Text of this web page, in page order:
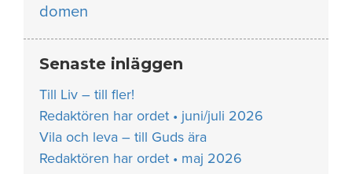
domen
Senaste inläggen
Till Liv – till fler!
Redaktören har ordet • juni/juli 2026
Vila och leva – till Guds ära
Redaktören har ordet • maj 2026